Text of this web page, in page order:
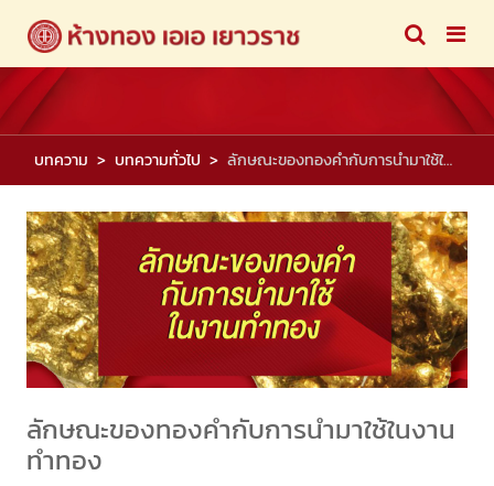
บทความ บทความทั่วไป ลักษณะของทองคำกับการนำมาใช้ในงานทำทอง
ลักษณะของทองคำกับการนำมาใช้ในงาน
ทำทอง